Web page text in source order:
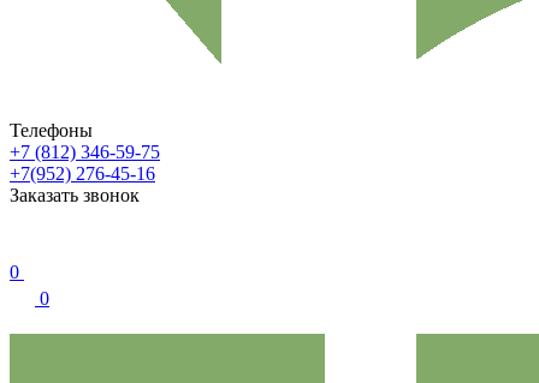
Телефоны
+7 (812) 346-59-75
+7(952) 276-45-16
Заказать звонок
0
0